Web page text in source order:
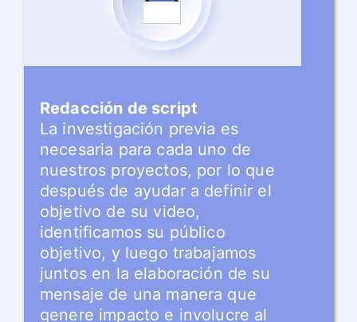
Redacción de script
La investigación previa es
necesaria para cada uno de
nuestros proyectos, por lo que
después de ayudar a definir el
objetivo de su video,
identificamos su público
objetivo, y luego trabajamos
juntos en la elaboración de su
mensaje de una manera que
genere impacto e involucre al